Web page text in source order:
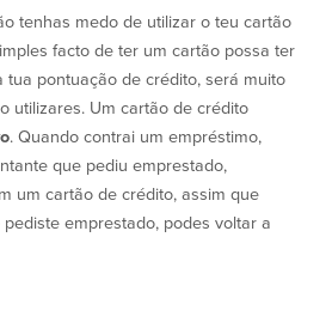
tenhas medo de utilizar o teu cartão
facto de ter um cartão possa ter
tua pontuação de crédito, será muito
utilizares. Um cartão de crédito
. Quando contrai um empréstimo,
que pediu emprestado,
um cartão de crédito, assim que
emprestado, podes voltar a